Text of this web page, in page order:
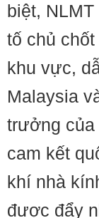
biệt,
tố chủ
khu vực,
Malaysia
trưởng
cam kết
khí nhà
được đẩy